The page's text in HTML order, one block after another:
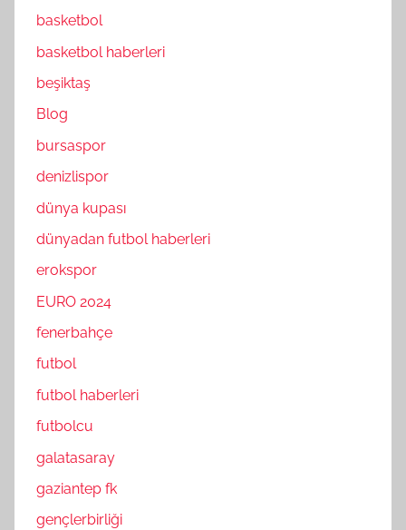
basketbol
basketbol haberleri
beşiktaş
Blog
bursaspor
denizlispor
dünya kupası
dünyadan futbol haberleri
erokspor
EURO 2024
fenerbahçe
futbol
futbol haberleri
futbolcu
galatasaray
gaziantep fk
gençlerbirliği